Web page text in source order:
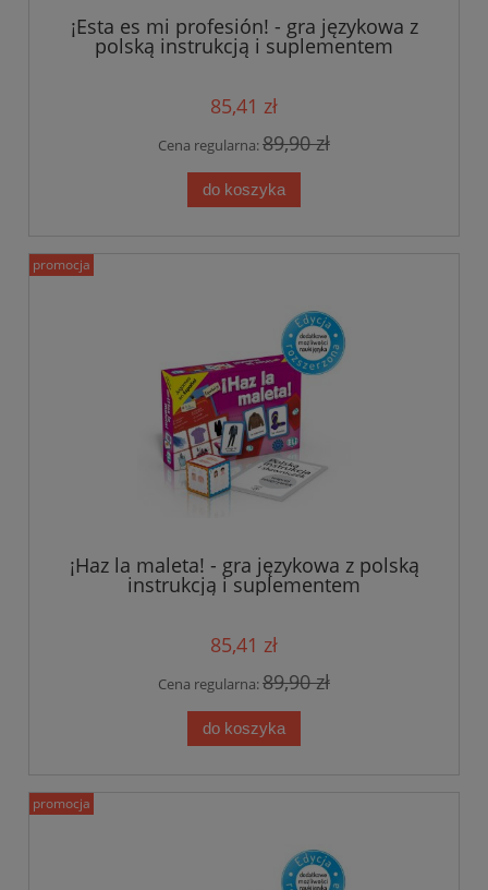
¡Esta es mi profesión! - gra językowa z
polską instrukcją i suplementem
85,41 zł
Cena regularna:89,90 zł
do koszyka
¡Haz la maleta! - gra językowa z polską
instrukcją i suplementem
85,41 zł
Cena regularna:89,90 zł
do koszyka
promocja
promocja